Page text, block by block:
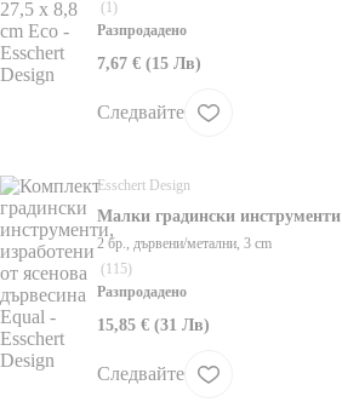
(1)
Разпродадено
7,67 € (15 Лв)
Следвайте
Esschert Design
Малки градински инструменти
2 бр., дървени/метални, 3 cm
(115)
Разпродадено
15,85 € (31 Лв)
Следвайте